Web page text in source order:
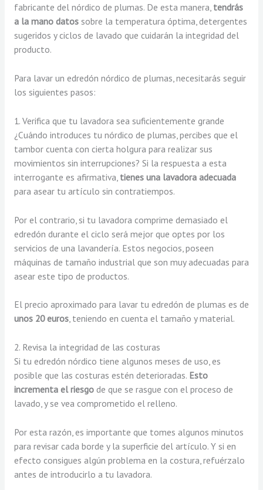
fabricante del nórdico de plumas. De esta manera, tendrás
a la mano datossobre la temperatura óptima, detergentes
sugeridos y ciclos de lavado que cuidarán la integridad del
producto.
Para lavar un edredón nórdico de plumas, necesitarás seguir
los siguientes pasos:
1. Verifica que tu lavadora sea suficientemente grande
¿Cuándo introduces tu nórdico de plumas, percibes que el
tambor cuenta con cierta holgura para realizar sus
movimientos sin interrupciones? Si la respuesta a esta
interrogante es afirmativa, tienes una lavadora adecuada
para asear tu artículo sin contratiempos.
Por el contrario, si tu lavadora comprime demasiado el
edredón durante el ciclo será mejor que optes por los
servicios de una lavandería. Estos negocios, poseen
máquinas de tamaño industrial que son muy adecuadas para
asear este tipo de productos.
El precio aproximado para lavar tu edredón de plumas es de
unos 20 euros, teniendo en cuenta el tamaño y material.
2. Revisa la integridad de las costuras
Si tu edredón nórdico tiene algunos meses de uso, es
posible que las costuras estén deterioradas. Esto
incrementa el riesgode que se rasgue con el proceso de
lavado, y se vea comprometido el relleno.
Por esta razón, es importante que tomes algunos minutos
para revisar cada borde y la superficie del artículo. Y si en
efecto consigues algún problema en la costura, refuérzalo
antes de introducirlo a tu lavadora.